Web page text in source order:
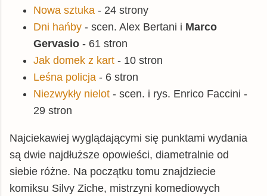
Nowa sztuka - 24 strony
Dni hańby - scen. Alex Bertani i Marco
Gervasio - 61 stron
Jak domek z kart - 10 stron
Leśna policja - 6 stron
Niezwykły nielot - scen. i rys. Enrico Faccini -
29 stron
Najciekawiej wyglądającymi się punktami wydania
są dwie najdłuższe opowieści, diametralnie od
siebie różne. Na początku tomu znajdziecie
komiksu Silvy Ziche, mistrzyni komediowych